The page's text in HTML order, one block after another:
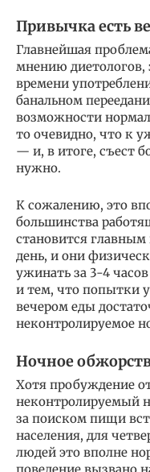
Привычка есть
Главнейшая
мнению диетологов,
времени
банальном
возможности
то очевидно, что к
— и, в итоге, съест
нужно.
К сожалению, это
большинства
становится
день, и они
ужинать за 3-4
и тем, что попытки
вечером еды
неконтролируемое
Ночное
Хотя пробуждение
неконтролируемый
за поиском пищи
населения, для
людей это вполне
поведение вызвано